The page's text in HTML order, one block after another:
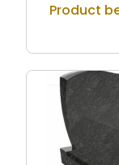
Product